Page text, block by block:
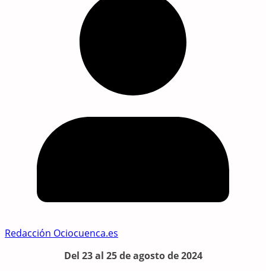
Redacción Ociocuenca.es
Del 23 al 25 de agosto de 2024